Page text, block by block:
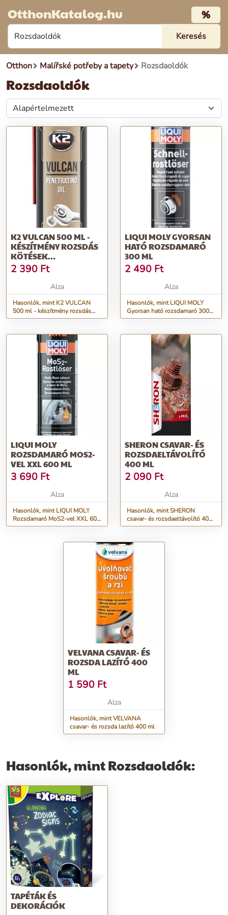
OtthonKatalog.hu %
Otthon Malířské potřeby a tapety Rozsdaoldók
Rozsdaoldók
K2 VULCAN 500 ML -
KÉSZÍTMÉNY ROZSDÁS
KÖTÉSEK
MEGLAZÍTÁSÁHOZ
2 390 Ft
Alza
Hasonlók, mint K2 VULCAN
500 ml - készítmény rozsdás
kötések meglazításához
LIQUI MOLY GYORSAN
HATÓ ROZSDAMARÓ
300 ML
2 490 Ft
Alza
Hasonlók, mint LIQUI MOLY
Gyorsan ható rozsdamaró 300
ml
LIQUI MOLY
ROZSDAMARÓ MOS2-
VEL XXL 600 ML
3 690 Ft
Alza
Hasonlók, mint LIQUI MOLY
Rozsdamaró MoS2-vel XXL 600
ml
SHERON CSAVAR- ÉS
ROZSDAELTÁVOLÍTÓ
400 ML
2 090 Ft
Alza
Hasonlók, mint SHERON
csavar- és rozsdaeltávolító 400
ml
VELVANA CSAVAR- ÉS
ROZSDA LAZÍTÓ 400
ML
1 590 Ft
Alza
Hasonlók, mint VELVANA
csavar- és rozsda lazító 400 ml
Hasonlók, mint Rozsdaoldók:
TAPÉTÁK ÉS
DEKORÁCIÓK